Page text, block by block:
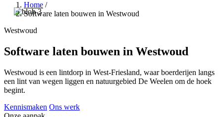
Home /
Software laten bouwen in Westwoud
Westwoud
Software laten bouwen in Westwoud
Westwoud is een lintdorp in West-Friesland, waar boerderijen langs
een lint van wegen liggen en natuurgebied De Weelen om de hoek
begint.
Kennismaken Ons werk